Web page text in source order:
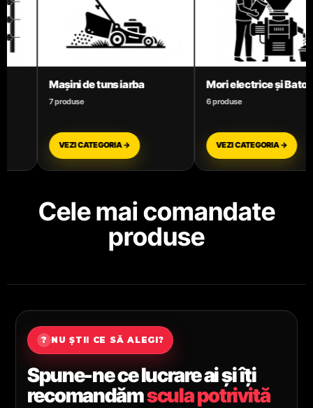
Mori electrice și Batoze
6 produse
VEZI CATEGORIA →
Motoare termice benzină
3 produse
VEZI CATEGORIA →
Cele mai comandate
produse
? NU ȘTII CE SĂ ALEGI?
Spune-ne ce lucrare ai și îți
recomandămscula potrivită